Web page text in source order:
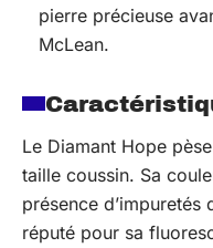
pierre précieuse
McLean.
Le Diamant Hope
taille coussin. Sa
présence d’impuretés
réputé pour sa